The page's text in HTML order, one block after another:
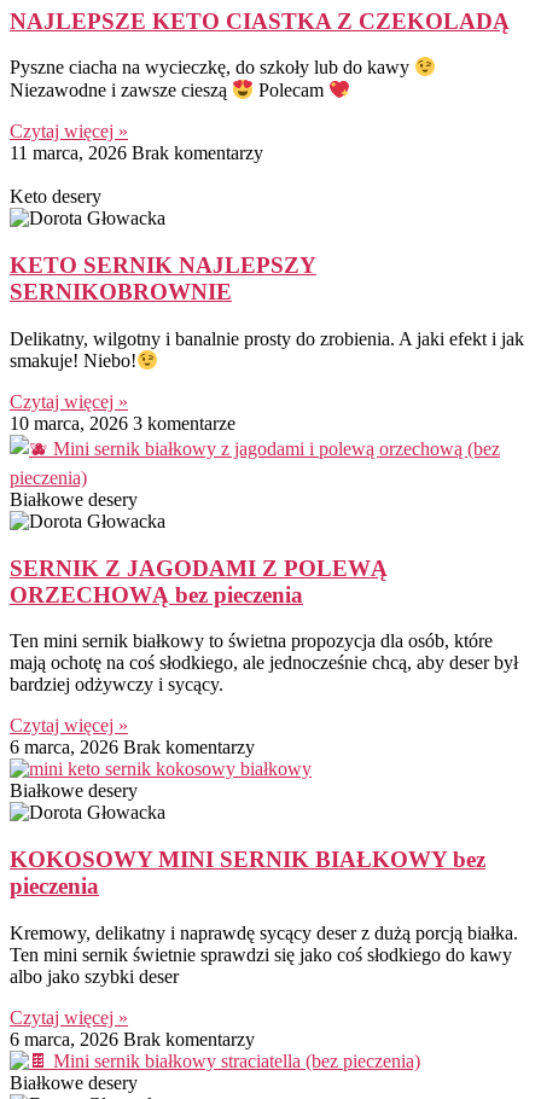
NAJLEPSZE KETO CIASTKA Z CZEKOLADĄ
Pyszne ciacha na wycieczkę, do szkoły lub do kawy
Niezawodne i zawsze cieszą
Polecam
Czytaj więcej »
11 marca, 2026 Brak komentarzy
Keto desery
KETO SERNIK NAJLEPSZY
SERNIKOBROWNIE
Delikatny, wilgotny i banalnie prosty do zrobienia. A jaki efekt i jak
smakuje! Niebo!
Czytaj więcej »
10 marca, 2026 3 komentarze
Białkowe desery
SERNIK Z JAGODAMI Z POLEWĄ
ORZECHOWĄ bez pieczenia
Ten mini sernik białkowy to świetna propozycja dla osób, które
mają ochotę na coś słodkiego, ale jednocześnie chcą, aby deser był
bardziej odżywczy i sycący.
Czytaj więcej »
6 marca, 2026 Brak komentarzy
Białkowe desery
KOKOSOWY MINI SERNIK BIAŁKOWY bez
pieczenia
Kremowy, delikatny i naprawdę sycący deser z dużą porcją białka.
Ten mini sernik świetnie sprawdzi się jako coś słodkiego do kawy
albo jako szybki deser
Czytaj więcej »
6 marca, 2026 Brak komentarzy
Białkowe desery